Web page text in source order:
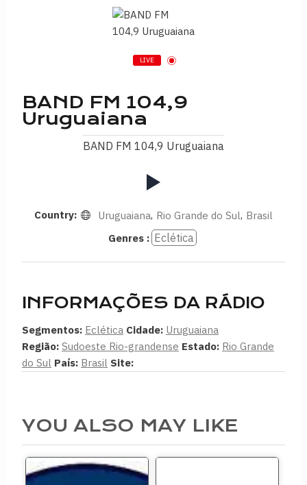
LIVE
BAND FM 104,9
Uruguaiana
BAND FM 104,9 Uruguaiana
Country: Uruguaiana, Rio Grande do Sul, Brasil
Genres : Eclética
INFORMAÇÕES DA RÁDIO
Segmentos: Eclética Cidade: Uruguaiana
Região: Sudoeste Rio-grandense Estado: Rio Grande
do Sul País: Brasil Site:
YOU ALSO MAY LIKE